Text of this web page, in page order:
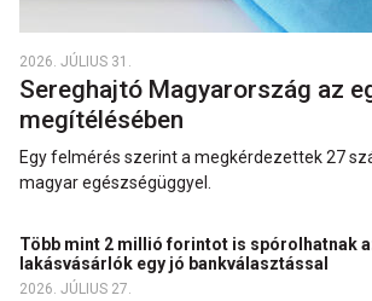
2026. JÚLIUS 31.
Sereghajtó Magyarország az
megítélésében
Egy felmérés szerint a megkérdezettek 27
magyar egészségüggyel.
Több mint 2 millió forintot is spórolhatnak
lakásvásárlók egy jó bankválasztással
2026. JÚLIUS 27.